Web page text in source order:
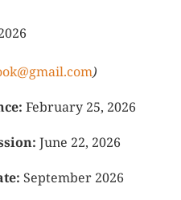
)
February 25, 2026
June 22, 2026
September 2026